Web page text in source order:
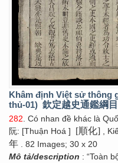
Khâm định Việt sử thông
thủ-01) 欽定越史通鑑綱目
282. Có nhan đề khác là
阮: [Thuận Hoá ]
[順化] ,
年 . 82 Images; 30 x 20
Mô tả/description : “Toàn